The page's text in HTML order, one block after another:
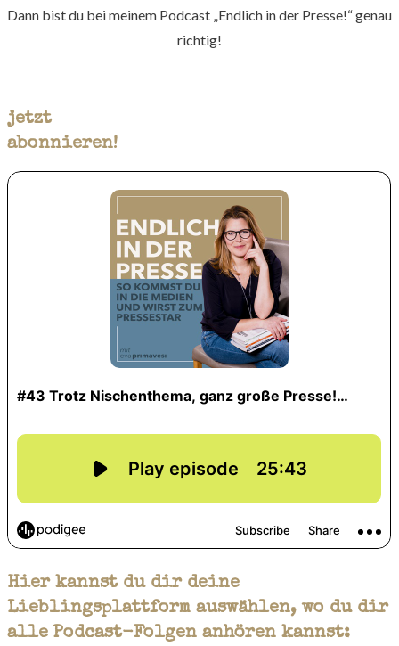
Dann bist du bei meinem Podcast „Endlich in der Presse!“ genau
richtig!
jetzt
abonnieren!
Hier kannst du dir deine
Lieblingsplattform auswählen, wo du dir
alle Podcast-Folgen anhören kannst: